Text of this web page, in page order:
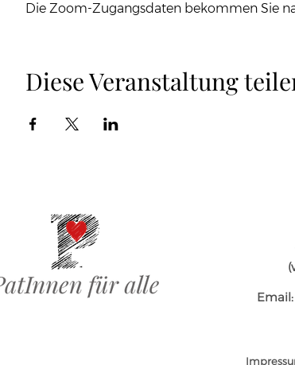
Die Zoom-Zugangsdaten bekommen Sie
Diese Veranstaltung
Email: